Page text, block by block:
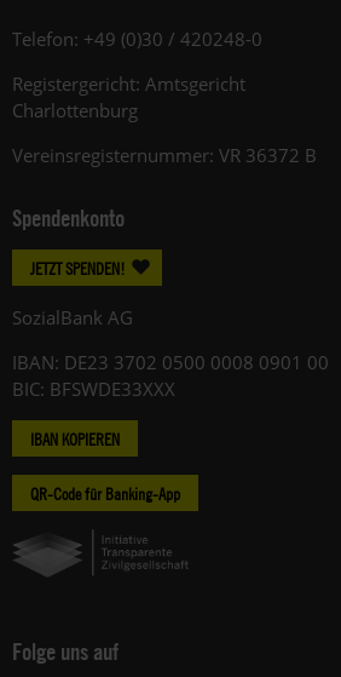
Telefon: +49 (0)30 / 420248-0
Registergericht: Amtsgericht
Charlottenburg
Vereinsregisternummer: VR 36372 B
Spendenkonto
JETZT SPENDEN!
SozialBank AG
IBAN: DE23 3702 0500 0008 0901 00
BIC: BFSWDE33XXX
IBAN KOPIEREN
QR-Code für Banking-App
Folge uns auf